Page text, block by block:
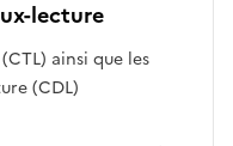
lecture
ainsi que les
(CDL)